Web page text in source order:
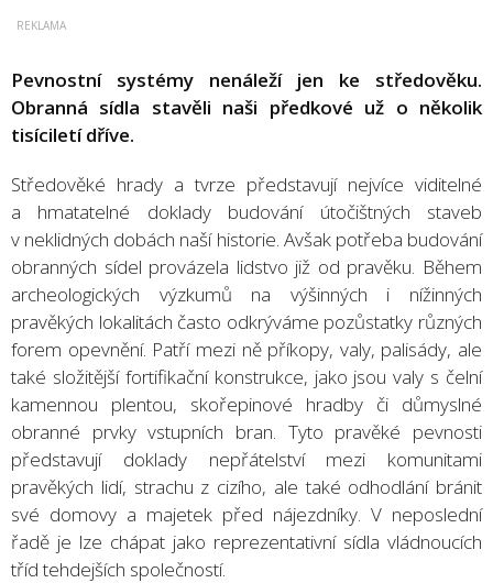
Pevnostní systémy nenáleží jen ke středověku.
Obranná sídla stavěli naši předkové už o několik
tisíciletí dříve.
Středověké hrady a tvrze představují nejvíce viditelné
a hmatatelné doklady budování útočištných staveb
v neklidných dobách naší historie. Avšak potřeba budování
obranných sídel provázela lidstvo již od pravěku. Během
archeologických výzkumů na výšinných i nížinných
pravěkých lokalitách často odkrýváme pozůstatky různých
forem opevnění. Patří mezi ně příkopy, valy, palisády, ale
také složitější fortifikační konstrukce, jako jsou valy s čelní
kamennou plentou, skořepinové hradby či důmyslné
obranné prvky vstupních bran. Tyto pravěké pevnosti
představují doklady nepřátelství mezi komunitami
pravěkých lidí, strachu z cizího, ale také odhodlání bránit
své domovy a majetek před nájezdníky. V neposlední
řadě je lze chápat jako reprezentativní sídla vládnoucích
tříd tehdejších společností.